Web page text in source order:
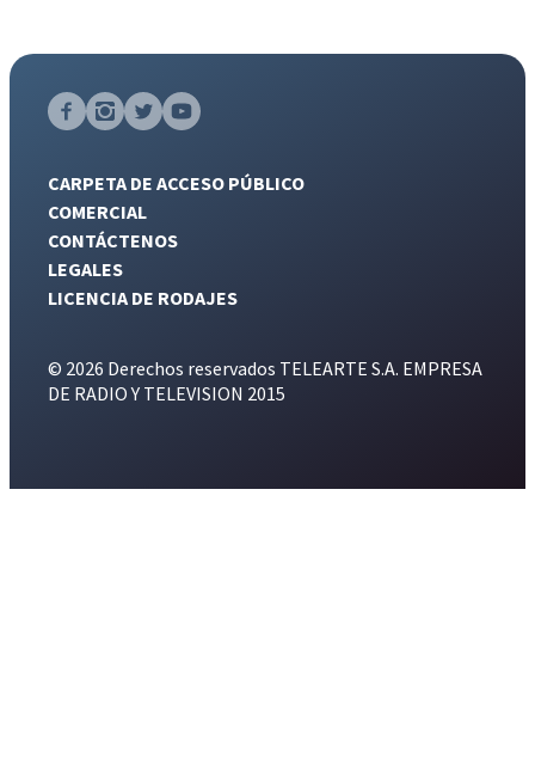
CARPETA DE ACCESO PÚBLICO
COMERCIAL
CONTÁCTENOS
LEGALES
LICENCIA DE RODAJES
© 2026 Derechos reservados TELEARTE S.A. EMPRESA
DE RADIO Y TELEVISION 2015